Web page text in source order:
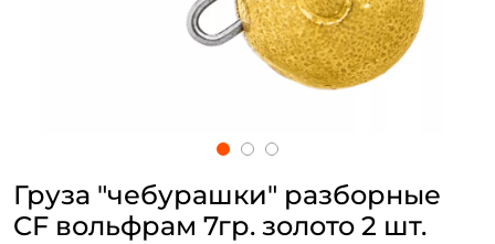
Груза "чебурашки" разборные
CF вольфрам 7гр. золото 2 шт.